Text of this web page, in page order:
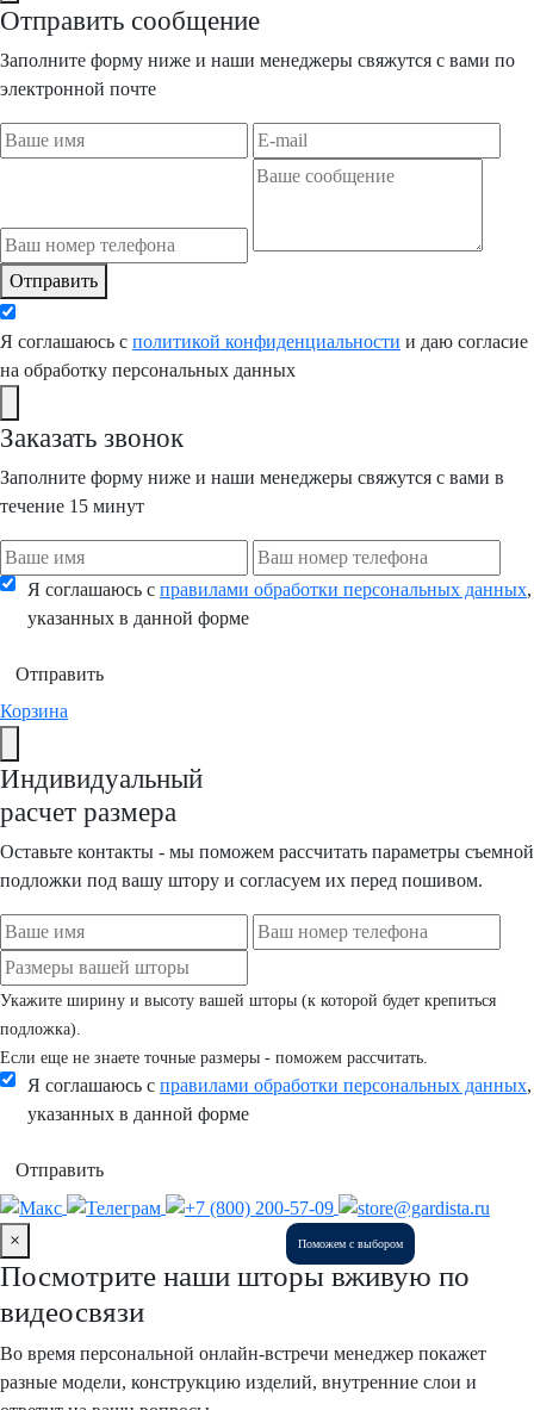
Отправить сообщение
Заполните форму ниже и наши менеджеры свяжутся с вами по
электронной почте
Отправить
Я соглашаюсь с политикой конфиденциальности и даю согласие
на обработку персональных данных
Заказать звонок
Заполните форму ниже и наши менеджеры свяжутся с вами в
течение 15 минут
Я соглашаюсь с правилами обработки персональных данных,
указанных в данной форме
Отправить
Корзина
Индивидуальный
расчет размера
Оставьте контакты - мы поможем рассчитать параметры съемной
подложки под вашу штору и согласуем их перед пошивом.
Укажите ширину и высоту вашей шторы (к которой будет крепиться
подложка).
Если еще не знаете точные размеры - поможем рассчитать.
Я соглашаюсь с правилами обработки персональных данных,
указанных в данной форме
Отправить
Поможем с выбором
×
Посмотрите наши шторы вживую по
видеосвязи
Во время персональной онлайн-встречи менеджер покажет
разные модели, конструкцию изделий, внутренние слои и